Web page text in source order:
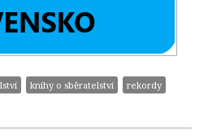
knihy o sběratelství rekordy